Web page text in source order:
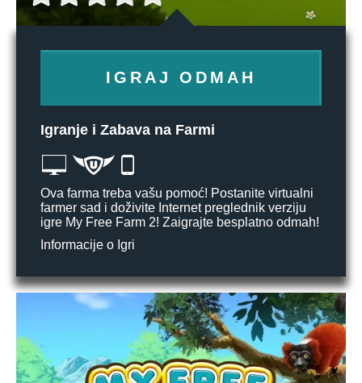
IGRAJ ODMAH
Igranje i Zabava na Farmi
Ova farma treba vašu pomoć! Postanite virtualni
farmer sad i doživite Internet preglednik verziju
igre My Free Farm 2! Zaigrajte besplatno odmah!
Informacije o Igri